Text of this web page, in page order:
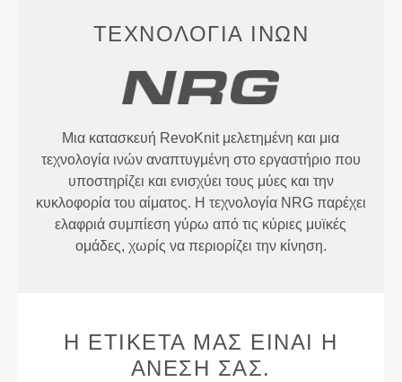
ΤΕΧΝΟΛΟΓΊΑ ΙΝΏΝ
Μια κατασκευή RevoKnit μελετημένη και μια
τεχνολογία ινών αναπτυγμένη στο εργαστήριο που
υποστηρίζει και ενισχύει τους μύες και την
κυκλοφορία του αίματος. Η τεχνολογία NRG παρέχει
ελαφριά συμπίεση γύρω από τις κύριες μυϊκές
ομάδες, χωρίς να περιορίζει την κίνηση.
Η ΕΤΙΚΈΤΑ ΜΑΣ ΕΊΝΑΙ Η
ΆΝΕΣΉ ΣΑΣ.